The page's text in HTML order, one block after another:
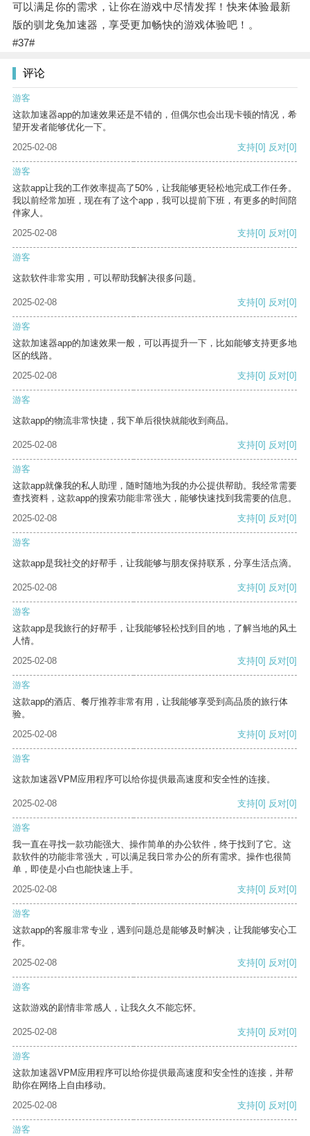
可以满足你的需求，让你在游戏中尽情发挥！快来体验最新
版的驯龙兔加速器，享受更加畅快的游戏体验吧！。
#37#
评论
游客
这款加速器app的加速效果还是不错的，但偶尔也会出现卡顿的情况，希
望开发者能够优化一下。
2025-02-08
支持[0] 反对[0]
游客
这款app让我的工作效率提高了50%，让我能够更轻松地完成工作任务。
我以前经常加班，现在有了这个app，我可以提前下班，有更多的时间陪
伴家人。
2025-02-08
支持[0] 反对[0]
游客
这款软件非常实用，可以帮助我解决很多问题。
2025-02-08 支持[0] 反对[0]
游客
这款加速器app的加速效果一般，可以再提升一下，比如能够支持更多地
区的线路。
2025-02-08
支持[0] 反对[0]
游客
这款app的物流非常快捷，我下单后很快就能收到商品。
2025-02-08 支持[0] 反对[0]
游客
这款app就像我的私人助理，随时随地为我的办公提供帮助。我经常需要
查找资料，这款app的搜索功能非常强大，能够快速找到我需要的信息。
2025-02-08
支持[0] 反对[0]
游客
这款app是我社交的好帮手，让我能够与朋友保持联系，分享生活点滴。
2025-02-08 支持[0] 反对[0]
游客
这款app是我旅行的好帮手，让我能够轻松找到目的地，了解当地的风土
人情。
2025-02-08
支持[0] 反对[0]
游客
这款app的酒店、餐厅推荐非常有用，让我能够享受到高品质的旅行体
验。
2025-02-08
支持[0] 反对[0]
游客
这款加速器VPM应用程序可以给你提供最高速度和安全性的连接。
2025-02-08 支持[0] 反对[0]
游客
我一直在寻找一款功能强大、操作简单的办公软件，终于找到了它。这
款软件的功能非常强大，可以满足我日常办公的所有需求。操作也很简
单，即使是小白也能快速上手。
2025-02-08
支持[0] 反对[0]
游客
这款app的客服非常专业，遇到问题总是能够及时解决，让我能够安心工
作。
2025-02-08
支持[0] 反对[0]
游客
这款游戏的剧情非常感人，让我久久不能忘怀。
2025-02-08 支持[0] 反对[0]
游客
这款加速器VPM应用程序可以给你提供最高速度和安全性的连接，并帮
助你在网络上自由移动。
2025-02-08
支持[0] 反对[0]
游客